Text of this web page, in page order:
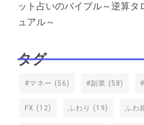
ット占いのバイブル～逆算
ュアル～
タグ
#マネー (56) #副業 (58)
FX (12) ふわり (19) ふわ